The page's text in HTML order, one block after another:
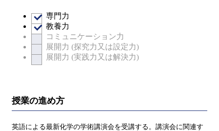
専門力
教養力
コミュニケーション力
展開力 (探究力又は設定力)
展開力 (実践力又は解決力)
授業の進め方
英語による最新化学の学術講演会を受講する。講演会に関連す